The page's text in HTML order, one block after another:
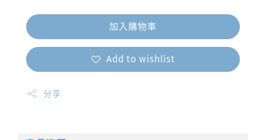
加入購物車
Add to wishlist
分享